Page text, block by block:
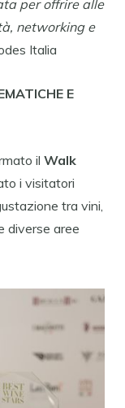
peroffrire alle
networking e
Italia
E
il Walk
i visitatori
tra vini,
diverse aree